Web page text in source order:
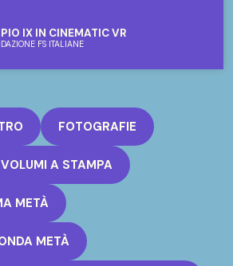
IX IN CINEMATIC VR
FS ITALIANE
FOTOGRAFIE
A STAMPA
METÀ
METÀ